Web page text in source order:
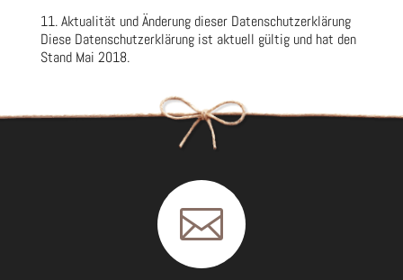
11. Aktualität und Änderung dieser Datenschutzerklärung
Diese Datenschutzerklärung ist aktuell gültig und hat den
Stand Mai 2018.
